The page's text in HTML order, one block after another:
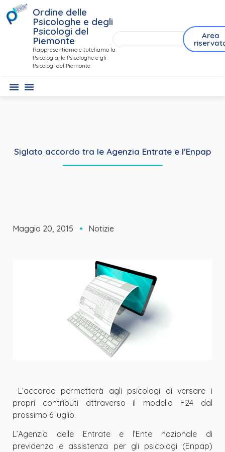
Ordine delle
Psicologhe e degli
Psicologi del
Piemonte
Rappresentiamo e tuteliamo la
Psicologia, le Psicologhe e gli
Psicologi del Piemonte
Area
Siglato accordo tra le Agenzia Entrate e l’Enpap
Maggio 20, 2015 Notizie
L’accordo permetterà agli psicologi di versare i
propri contributi attraverso il modello F24 dal
prossimo 6 luglio.
L’Agenzia delle Entrate e l’Ente nazionale di
previdenza e assistenza per gli psicologi (Enpap)